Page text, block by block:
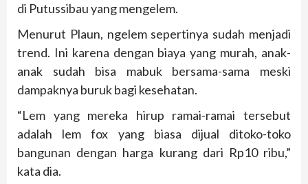
di Putussibau yang mengelem.
Menurut Plaun, ngelem sepertinya sudah menjadi
trend. Ini karena dengan biaya yang murah, anak-
anak sudah bisa mabuk bersama-sama meski
dampaknya buruk bagi kesehatan.
“Lem yang mereka hirup ramai-ramai tersebut
adalah lem fox yang biasa dijual ditoko-toko
bangunan dengan harga kurang dari Rp10 ribu,”
kata dia.